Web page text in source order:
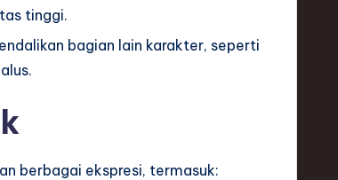
tinggi.
bagian lain karakter, seperti
berbagai ekspresi, termasuk: